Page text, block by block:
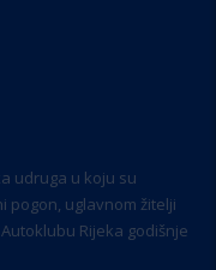
udruga u koju su
pogon, uglavnom žitelji
Rijeka godišnje